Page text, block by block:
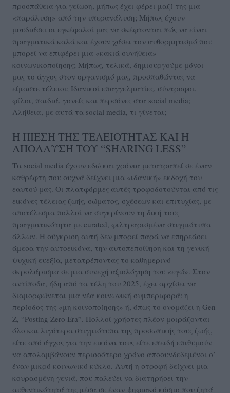
προσπάθεια για γείωση, μήπως έχει φέρει μαζί της μια
«παράλυση» από την υπερανάλυση; Μήπως έχουν
μουδιάσει οι εγκέφαλοί μας να σκέφτονται πώς να είναι
πραγματικά καλά και έχουν χάσει τον αυθορμητισμό που
μπορεί να επιφέρει μια «κακιά συνήθεια»
κοινωνικοποίησης; Μήπως, τελικά, δημιουργούμε μόνοι
μας το άγχος στον οργανισμό μας, προσπαθώντας να
είμαστε τέλειοι; Ιδανικοί επαγγελματίες, σύντροφοι,
φίλοι, παιδιά, γονείς και περσόνες στα social media;
Αλήθεια, με αυτά τα social media, τι γίνεται;
Η ΠΙΕΣΗ ΤΗΣ ΤΕΛΕΙΟΤΗΤΑΣ ΚΑΙ Η
ΑΠΟΛΑΥΣΗ ΤΟΥ “SHARING LESS”
Τα social media έχουν εδώ και χρόνια μετατραπεί σε έναν
καθρέφτη που συχνά δείχνει μια «ιδανική» εκδοχή του
εαυτού μας. Οι πλατφόρμες αυτές τροφοδοτούνται από τις
εικόνες τέλειας ζωής, σώματος, σχέσεων και επιτυχίας, με
αποτέλεσμα πολλοί να συγκρίνουν τη δική τους
πραγματικότητα με curated, φιλτραρισμένα στιγμιότυπα
άλλων. Η σύγκριση αυτή δεν μπορεί παρά να επηρεάσει
άμεσα την αυτοεικόνα, την αυτοπεποίθηση και τη γενική
ψυχική ευεξία, μετατρέποντας το καθημερινό
σκρολάρισμα σε μια συνεχή αξιολόγηση του «εγώ». Στον
αντίποδα, ήδη από τα τέλη του 2025, έχει αρχίσει να
διαμορφώνεται μια νέα κοινωνική συμπεριφορά: η
περίοδος της «μη κοινοποίησης» ή, όπως το ονομάζει η Gen
Z, “Posting Zero Era”. Πολλοί χρήστες πλέον μοιράζονται
όλο και λιγότερα στιγμιότυπα της προσωπικής τους ζωής,
είτε από άγχος για την εικόνα τους είτε επειδή επιθυμούν
να απολαμβάνουν περισσότερο χρόνο αποσυνδεδεμένοι σ’
έναν μικρό κοινωνικό κύκλο. Αυτή η στροφή δείχνει μια
κουρασμένη γενιά, που παλεύει να διατηρήσει την
αυθεντικότητά της μέσα σε έναν ψηφιακό κόσμο που ζητά